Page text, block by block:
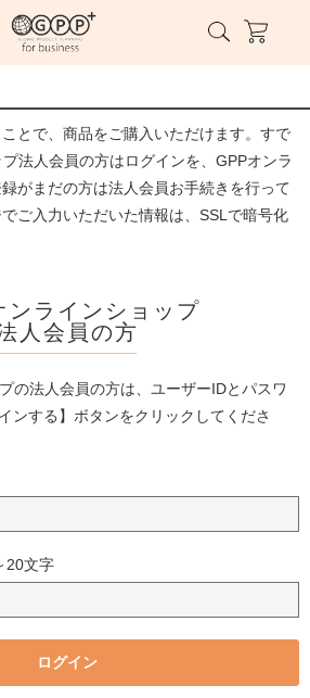
とで、商品をご購入いただけます。すで
法人会員の方はログインを、GPPオンラ
がまだの方は法人会員お手続きを行って
ご入力いただいた情報は、SSLで暗号化
ンラインショップ
人会員の方
の法人会員の方は、ユーザーIDとパスワ
ンする】ボタンをクリックしてくださ
20文字